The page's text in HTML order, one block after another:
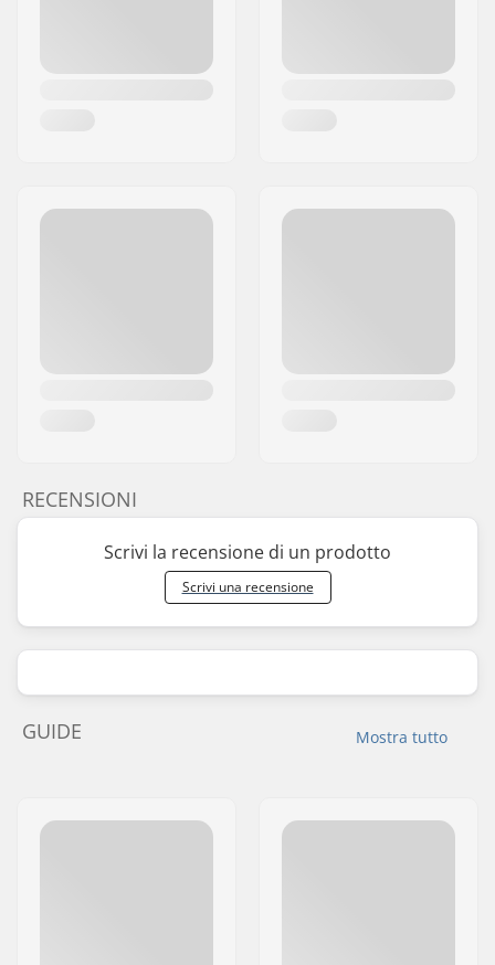
RECENSIONI
Scrivi la recensione di un prodotto
Scrivi una recensione
Mostra tutto
GUIDE